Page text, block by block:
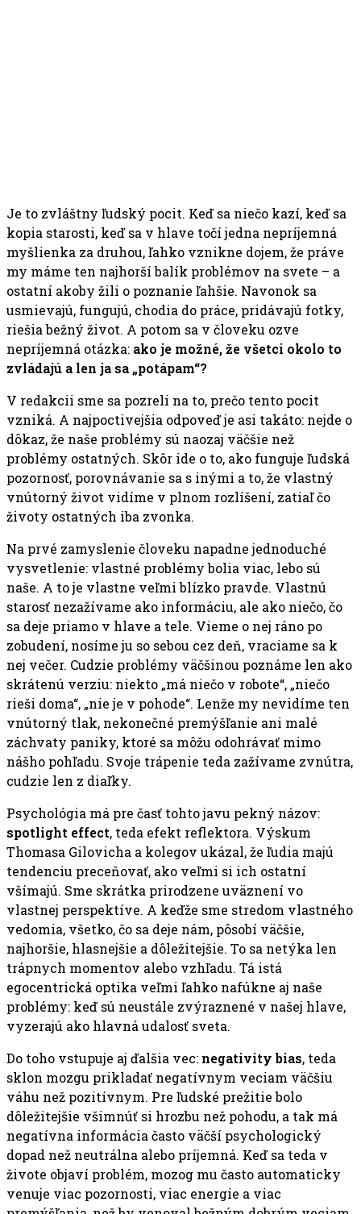
Je to zvláštny ľudský pocit. Keď sa niečo kazí, keď sa
kopia starosti, keď sa v hlave točí jedna nepríjemná
myšlienka za druhou, ľahko vznikne dojem, že práve
my máme ten najhorší balík problémov na svete – a
ostatní akoby žili o poznanie ľahšie. Navonok sa
usmievajú, fungujú, chodia do práce, pridávajú fotky,
riešia bežný život. A potom sa v človeku ozve
nepríjemná otázka: ako je možné, že všetci okolo to
zvládajú a len ja sa „potápam“?
V redakcii sme sa pozreli na to, prečo tento pocit
vzniká. A najpoctivejšia odpoveď je asi takáto: nejde o
dôkaz, že naše problémy sú naozaj väčšie než
problémy ostatných. Skôr ide o to, ako funguje ľudská
pozornosť, porovnávanie sa s inými a to, že vlastný
vnútorný život vidíme v plnom rozlíšení, zatiaľ čo
životy ostatných iba zvonka.
Na prvé zamyslenie človeku napadne jednoduché
vysvetlenie: vlastné problémy bolia viac, lebo sú
naše. A to je vlastne veľmi blízko pravde. Vlastnú
starosť nezažívame ako informáciu, ale ako niečo, čo
sa deje priamo v hlave a tele. Vieme o nej ráno po
zobudení, nosíme ju so sebou cez deň, vraciame sa k
nej večer. Cudzie problémy väčšinou poznáme len ako
skrátenú verziu: niekto „má niečo v robote“, „niečo
rieši doma“, „nie je v pohode“. Lenže my nevidíme ten
vnútorný tlak, nekonečné premýšľanie ani malé
záchvaty paniky, ktoré sa môžu odohrávať mimo
nášho pohľadu. Svoje trápenie teda zažívame zvnútra,
cudzie len z diaľky.
Psychológia má pre časť tohto javu pekný názov:
spotlight effect, teda efekt reflektora. Výskum
Thomasa Gilovicha a kolegov ukázal, že ľudia majú
tendenciu preceňovať, ako veľmi si ich ostatní
všímajú. Sme skrátka prirodzene uväznení vo
vlastnej perspektíve. A keďže sme stredom vlastného
vedomia, všetko, čo sa deje nám, pôsobí väčšie,
najhoršie, hlasnejšie a dôležitejšie. To sa netýka len
trápnych momentov alebo vzhľadu. Tá istá
egocentrická optika veľmi ľahko nafúkne aj naše
problémy: keď sú neustále zvýraznené v našej hlave,
vyzerajú ako hlavná udalosť sveta.
Do toho vstupuje aj ďalšia vec: negativity bias, teda
sklon mozgu prikladať negatívnym veciam väčšiu
váhu než pozitívnym. Pre ľudské prežitie bolo
dôležitejšie všimnúť si hrozbu než pohodu, a tak má
negatívna informácia často väčší psychologický
dopad než neutrálna alebo príjemná. Keď sa teda v
živote objaví problém, mozog mu často automaticky
venuje viac pozornosti, viac energie a viac